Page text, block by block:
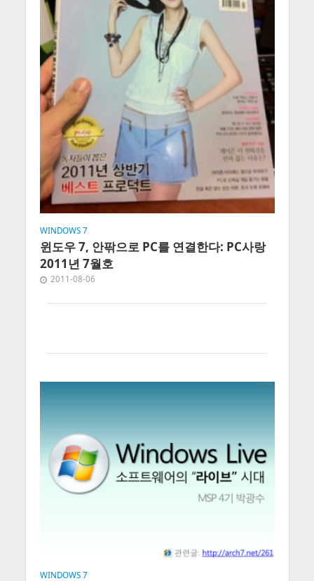
WINDOWS 7
윈도우 7, 안팎으로 PC를 연결한다: PC사랑
2011년 7월호
2011-08-06
WINDOWS 7